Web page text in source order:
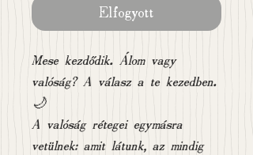
Elfogyott
Mese kezdődik. Álom vagy
valóság? A válasz a te kezedben.
🌙
A valóság rétegei egymásra
vetülnek: amit látunk, az mindig